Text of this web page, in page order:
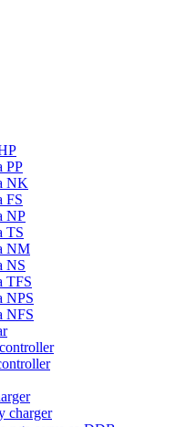
PP
NK
FS
NP
TS
NM
NS
TFS
NPS
NFS
charger